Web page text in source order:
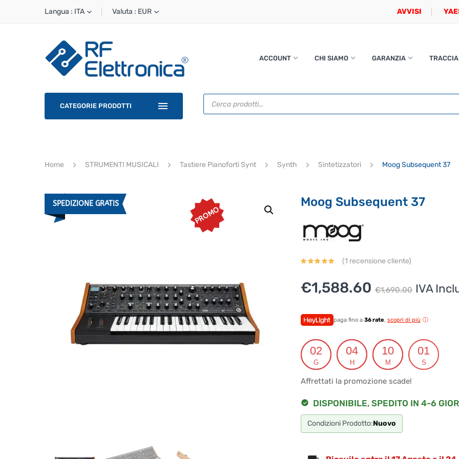
Langua : ITA Valuta : EUR AVVISI
ACCOUNT CHI SIAMO GARANZIA
CATEGORIE PRODOTTI
Ricerca
prodotti
Home STRUMENTI MUSICALI Tastiere Pianoforti Synt Synth Sintetizzatori Moog Subsequent 37
SPEDIZIONE GRATIS
PROMO
Moog Subsequent 37
(1 recensione cliente)
€1,690.00 Il
era:
€1,588.60
Il
attuale
è:
IVA
paga fino a 36 rate, scopri di più
02
G
04
H
10
M
00
S
Affrettati la promozione scade!
DISPONIBILE, SPEDITO IN 4-6
Condizioni Prodotto:Nuovo